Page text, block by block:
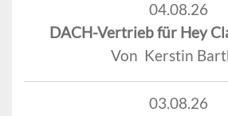
04.08.26
DACH-Vertrieb für Hey
Von Kerstin
03.08.26